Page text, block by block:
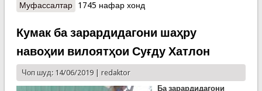
Муфассалтаро Мулоқоти кормандони Раёсати Кумита бо 150
1745 нафар хонд
Кумак ба зарардидагони шаҳру
навоҳии вилоятҳои Суғду Хатлон
Чоп шуд: 14/06/2019 | redaktor
Ба зарардидагони